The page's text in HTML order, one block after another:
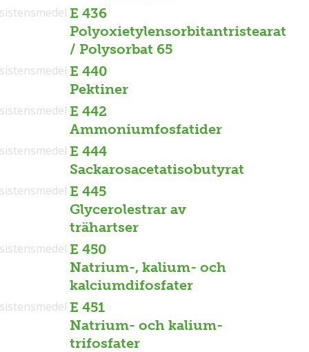
E 436
Polyoxietylensorbitantristearat
/ Polysorbat 65
E 440
Pektiner
E 442
Ammoniumfosfatider
E 444
Sackarosacetatisobutyrat
E 445
Glycerolestrar av
trähartser
E 450
Natrium-, kalium- och
kalciumdifosfater
E 451
Natrium- och kalium-
trifosfater